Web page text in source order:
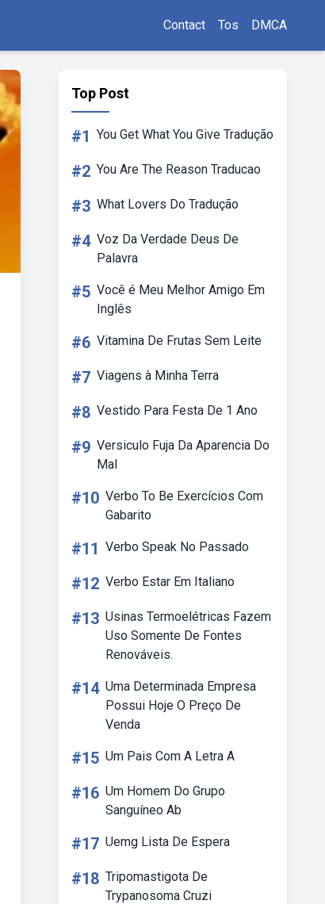
Contact Tos DMCA
Top Post
#1 You Get What You Give Tradução
#2 You Are The Reason Traducao
#3 What Lovers Do Tradução
#4 Voz Da Verdade Deus De
Palavra
#5 Você é Meu Melhor Amigo Em
Inglês
#6 Vitamina De Frutas Sem Leite
#7 Viagens à Minha Terra
#8 Vestido Para Festa De 1 Ano
#9 Versiculo Fuja Da Aparencia Do
Mal
#10 Verbo To Be Exercícios Com
Gabarito
#11 Verbo Speak No Passado
#12 Verbo Estar Em Italiano
#13 Usinas Termoelétricas Fazem
Uso Somente De Fontes
Renováveis.
#14 Uma Determinada Empresa
Possui Hoje O Preço De
Venda
#15 Um Pais Com A Letra A
#16 Um Homem Do Grupo
Sanguíneo Ab
#17 Uemg Lista De Espera
#18 Tripomastigota De
Trypanosoma Cruzi